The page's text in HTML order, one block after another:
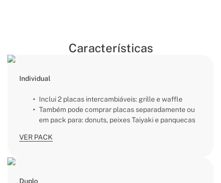
Características
Individual
Inclui 2 placas intercambiáveis: grille e waffle
Também pode comprar placas separadamente ou
em pack para: donuts, peixes Taiyaki e panquecas
VER PACK
Duplo